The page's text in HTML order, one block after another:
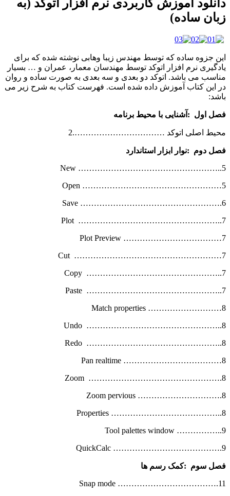
دانلود آموزش کاربردی نرم افزار اتوکد (به
زبان ساده)
این جزوه ساده که توسط مهندس زیبا وهابی نوشته شده که برای
یادگیری نرم افزار اتوکد توسط مهندسان معمار، عمران و … بسیار
مناسب می باشد. اتوکد دو بعدی و سه بعدی به صورت ساده و روان
در این کتاب آموزش داده شده است. فهرست کتاب به شرح زیر می
باشد:
فصل اول : آشنایی با محیط برنامه
محیط اصلی اتوکد …………………………….2
فصل دوم :نوار ابزار استاندارد
New ……………………………………………..5
Open ……………………………………………5
Save …………………………………………….6
Plot ……………………………………………..7
Plot Preview ………………………………7
Cut ………………………………………………7
Copy …………………………………………..7
Paste …………………………………………..7
Match properties ………………………8
Undo …………………………………………..8
Redo …………………………………………..8
Pan realtime ………………………………8
Zoom ………………………………………….8
Zoom pervious ………………………….8
Properties …………………………………..8
Tool palettes window ……………..9
QuickCalc ………………………………….9
فصل سوم :کمک رسم ها
Snap mode ……………………………….11